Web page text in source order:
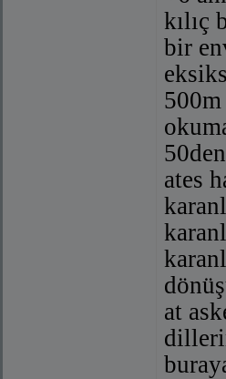
kılıç
bir
500m
ates
at